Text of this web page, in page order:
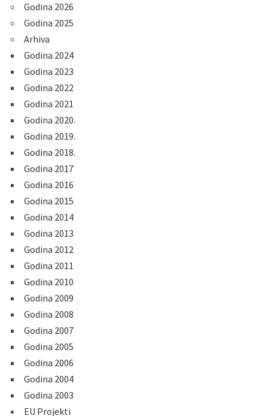
Godina 2026
Godina 2025
Arhiva
Godina 2024
Godina 2023
Godina 2022
Godina 2021
Godina 2020.
Godina 2019.
Godina 2018.
Godina 2017
Godina 2016
Godina 2015
Godina 2014
Godina 2013
Godina 2012
Godina 2011
Godina 2010
Godina 2009
Godina 2008
Godina 2007
Godina 2005
Godina 2006
Godina 2004
Godina 2003
EU Projekti